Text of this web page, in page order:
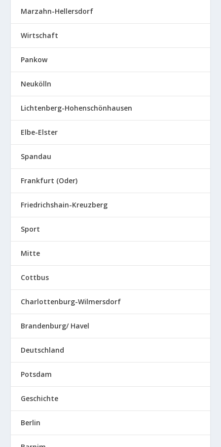
Marzahn-Hellersdorf
Wirtschaft
Pankow
Neukölln
Lichtenberg-Hohenschönhausen
Elbe-Elster
Spandau
Frankfurt (Oder)
Friedrichshain-Kreuzberg
Sport
Mitte
Cottbus
Charlottenburg-Wilmersdorf
Brandenburg/ Havel
Deutschland
Potsdam
Geschichte
Berlin